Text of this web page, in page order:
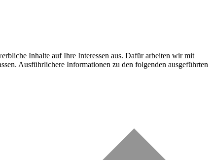
Inhalte auf Ihre Interessen aus. Dafür arbeiten wir mit
Ausführlichere Informationen zu den folgenden ausgeführten